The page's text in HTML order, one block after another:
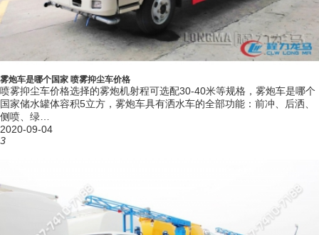
雾炮车是哪个国家 喷雾抑尘车价格
喷雾抑尘车价格选择的雾炮机射程可选配30-40米等规格，雾炮车是哪个
国家储水罐体容积5立方，雾炮车具有洒水车的全部功能：前冲、后洒、
侧喷、绿…
2020-09-04
3